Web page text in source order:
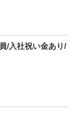
/入社祝い金あり/